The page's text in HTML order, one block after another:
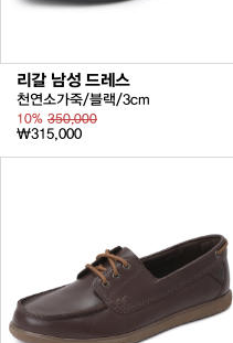
리갈 남성 드레스
천연소가죽/블랙/3cm
10% 350,000
₩315,000